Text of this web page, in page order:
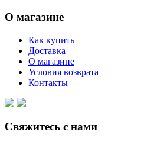
О магазине
Как купить
Доставка
О магазине
Условия возврата
Контакты
Свяжитесь с нами